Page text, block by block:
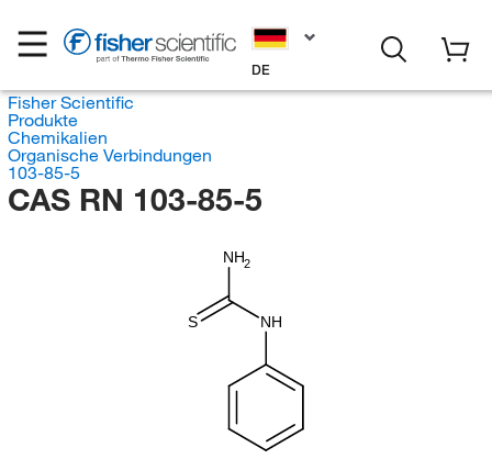
DE
Fisher Scientific
Produkte
Chemikalien
Organische Verbindungen
103-85-5
CAS RN 103-85-5
NH2
S NH